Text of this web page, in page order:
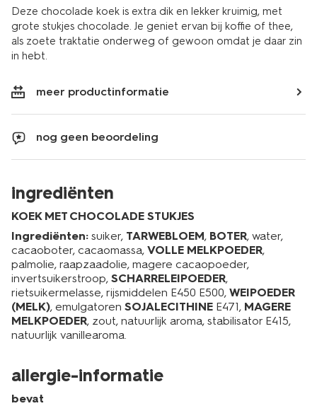
Deze chocolade koek is extra dik en lekker kruimig, met
grote stukjes chocolade. Je geniet ervan bij koffie of thee,
als zoete traktatie onderweg of gewoon omdat je daar zin
in hebt.
meer productinformatie
nog geen beoordeling
ingrediënten
KOEK MET CHOCOLADE STUKJES
Ingrediënten: suiker, TARWEBLOEM, BOTER, water,
cacaoboter, cacaomassa, VOLLE MELKPOEDER,
palmolie, raapzaadolie, magere cacaopoeder,
invertsuikerstroop, SCHARRELEIPOEDER,
rietsuikermelasse, rijsmiddelen E450 E500, WEIPOEDER
(MELK), emulgatoren SOJALECITHINE E471, MAGERE
MELKPOEDER, zout, natuurlijk aroma, stabilisator E415,
natuurlijk vanillearoma.
allergie-informatie
bevat